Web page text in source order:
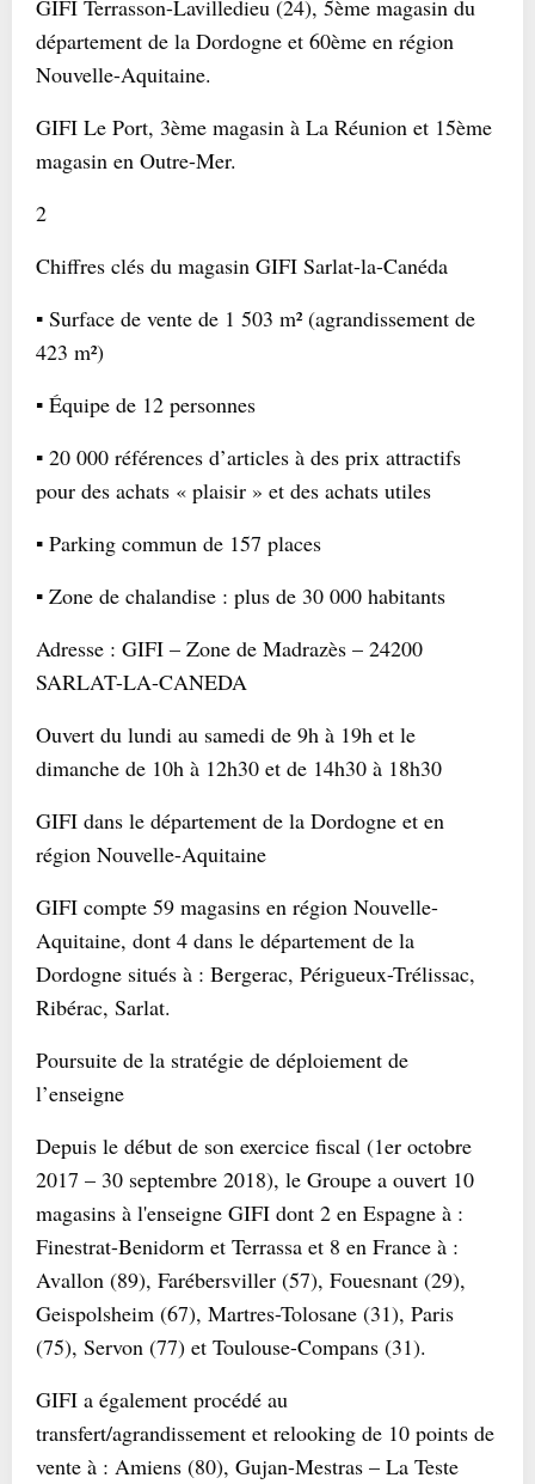
GIFI Terrasson-Lavilledieu (24), 5ème magasin du
département de la Dordogne et 60ème en région
Nouvelle-Aquitaine.
GIFI Le Port, 3ème magasin à La Réunion et 15ème
magasin en Outre-Mer.
2
Chiffres clés du magasin GIFI Sarlat-la-Canéda
▪ Surface de vente de 1 503 m² (agrandissement de
423 m²)
▪ Équipe de 12 personnes
▪ 20 000 références d’articles à des prix attractifs
pour des achats « plaisir » et des achats utiles
▪ Parking commun de 157 places
▪ Zone de chalandise : plus de 30 000 habitants
Adresse : GIFI – Zone de Madrazès – 24200
SARLAT-LA-CANEDA
Ouvert du lundi au samedi de 9h à 19h et le
dimanche de 10h à 12h30 et de 14h30 à 18h30
GIFI dans le département de la Dordogne et en
région Nouvelle-Aquitaine
GIFI compte 59 magasins en région Nouvelle-
Aquitaine, dont 4 dans le département de la
Dordogne situés à : Bergerac, Périgueux-Trélissac,
Ribérac, Sarlat.
Poursuite de la stratégie de déploiement de
l’enseigne
Depuis le début de son exercice fiscal (1er octobre
2017 – 30 septembre 2018), le Groupe a ouvert 10
magasins à l'enseigne GIFI dont 2 en Espagne à :
Finestrat-Benidorm et Terrassa et 8 en France à :
Avallon (89), Farébersviller (57), Fouesnant (29),
Geispolsheim (67), Martres-Tolosane (31), Paris
(75), Servon (77) et Toulouse-Compans (31).
GIFI a également procédé au
transfert/agrandissement et relooking de 10 points de
vente à : Amiens (80), Gujan-Mestras – La Teste